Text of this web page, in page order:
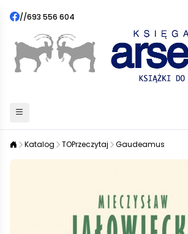
//693 556 604
Katalog TOPrzeczytaj Gaudeamus